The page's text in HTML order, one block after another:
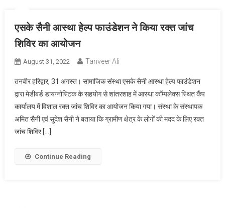
एसके सैनी आस्था हेल्प फाउंडेशन ने किया रक्त जांच
शिविर का आयोजन
August 31, 2022 Tanveer Ali
तनवीर हरिद्वार, 31 अगस्त। सामाजिक संस्था एसके सैनी आस्था हेल्प फाउंडेशन
द्वारा मेडीबर्ड डायग्नोस्टिक के सहयोग से शांतरशाह में आस्था काॅम्पलेक्स स्थित कैंप
कार्यालय में विशाल रक्त जांच शिविर का आयोजन किया गया। संस्था के संस्थापक
अमित सैनी एवं सुदेश सैनी ने बताया कि ग्रामीण क्षेत्र के लोगों की मदद के लिए रक्त
जांच शिविर […]
Continue Reading